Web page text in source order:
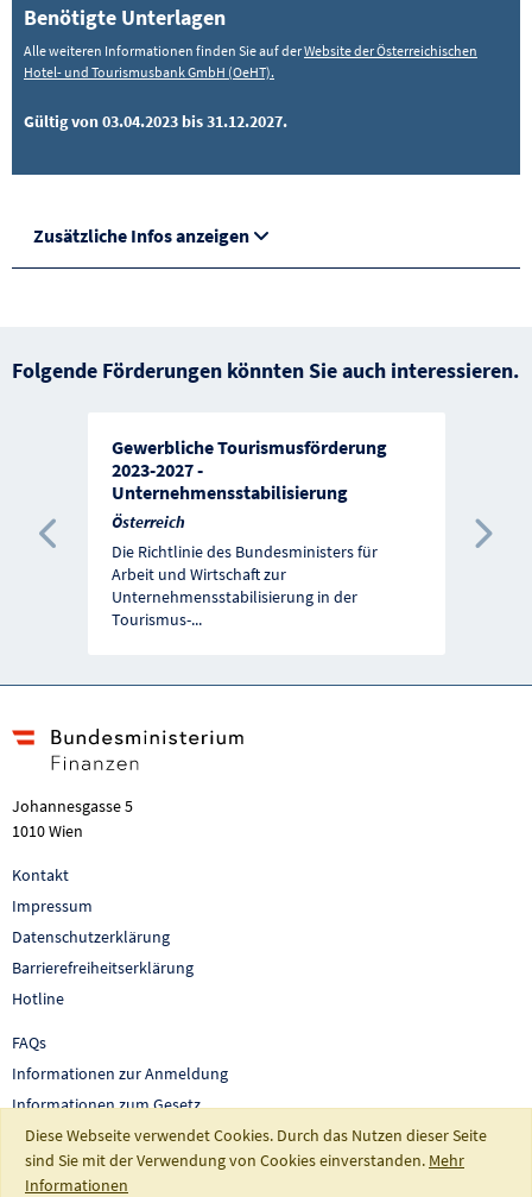
Benötigte Unterlagen
Alle weiteren Informationen finden Sie auf derWebsite der Österreichischen
Hotel- und Tourismusbank GmbH (OeHT).
Gültig von 03.04.2023 bis 31.12.2027.
Zusätzliche Infos anzeigen
Folgende Förderungen könnten Sie auch interessieren.
Gewerbliche Tourismusförderung
2023-2027 -
Unternehmensstabilisierung
Österreich
Die Richtlinie des Bundesministers für
Arbeit und Wirtschaft zur
Unternehmensstabilisierung in der
Tourismus-...
Vorherige Förderung
Johannesgasse 5
1010 Wien
Kontakt
Impressum
Datenschutzerklärung
Barrierefreiheitserklärung
Hotline
FAQs
Informationen zur Anmeldung
Informationen zum Gesetz
Auswertungen und Berichte
So fördert Österreich
Diese Webseite verwendet Cookies. Durch das Nutzen dieser Seite
sind Sie mit der Verwendung von Cookies einverstanden. Mehr
Informationen